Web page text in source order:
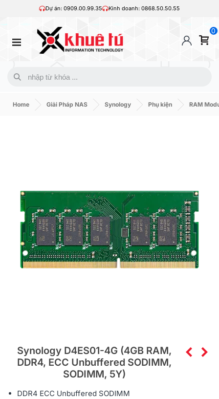
Dự án: 0909.00.99.35 Kinh doanh: 0868.50.50.55
0
Home Giải Pháp NAS Synology Phụ kiện RAM
Synology D4ES01-4G (4GB RAM,
DDR4, ECC Unbuffered SODIMM,
SODIMM, 5Y)
DDR4 ECC Unbuffered SODIMM